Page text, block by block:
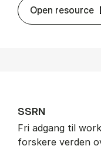
Open resource
SSRN
Fri adgang til
forskere verden